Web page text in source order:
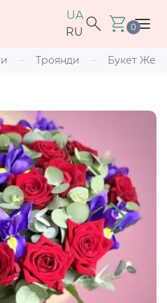
UA
RU
0
Троянди Букет